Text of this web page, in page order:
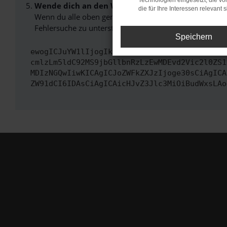
Wende dich an den Webseitenbetreiber.
Wenn du alle oben genannten Schritte versucht hast,
Fehlersuche zu unterstützen:
die für Ihre Interessen relevant
Speichern